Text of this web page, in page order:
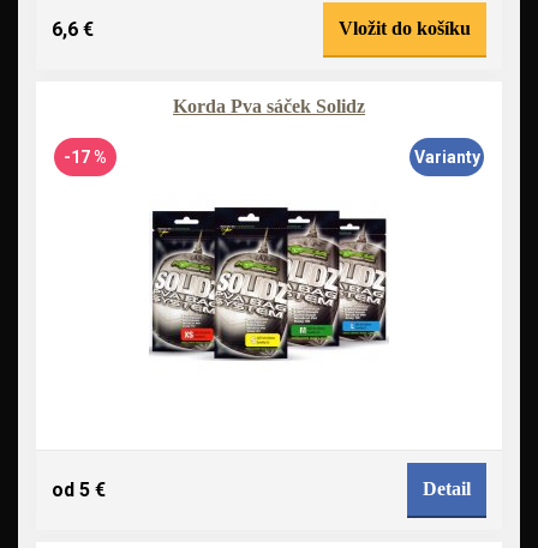
6,6 € Vložit do košíku
Korda Pva sáček Solidz
-17 % Varianty
od 5 € Detail